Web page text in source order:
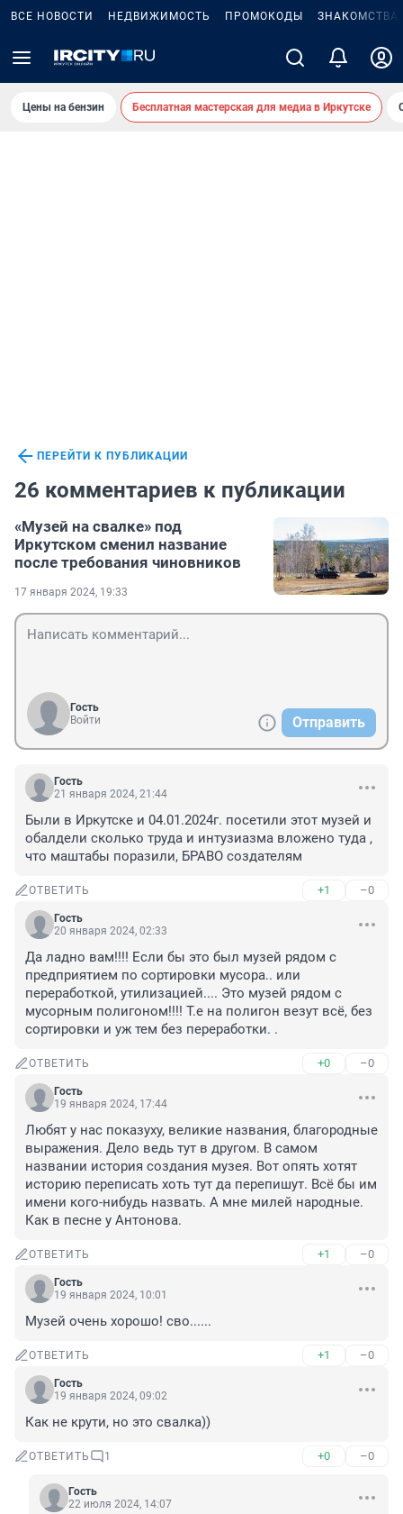
ВСЕ НОВОСТИ НЕДВИЖИМОСТЬ ПРОМОКОДЫ ЗНАКОМСТВА
Цены на бензин Бесплатная мастерская для медиа в Иркутске
ПЕРЕЙТИ К ПУБЛИКАЦИИ
26 комментариев к публикации
«Музей на свалке» под
Иркутском сменил название
после требования чиновников
17 января 2024, 19:33
Гость
Войти
Отправить
Гость
21 января 2024, 21:44
Были в Иркутске и 04.01.2024г. посетили этот музей и
обалдели сколько труда и интузиазма вложено туда ,
что маштабы поразили, БРАВО создателям
ОТВЕТИТЬ +1 –0
Гость
20 января 2024, 02:33
Да ладно вам!!!! Если бы это был музей рядом с
предприятием по сортировки мусора.. или
переработкой, утилизацией.... Это музей рядом с
мусорным полигоном!!!! Т.е на полигон везут всё, без
сортировки и уж тем без переработки. .
ОТВЕТИТЬ +0 –0
Гость
19 января 2024, 17:44
Любят у нас показуху, великие названия, благородные
выражения. Дело ведь тут в другом. В самом
названии история создания музея. Вот опять хотят
историю переписать хоть тут да перепишут. Всё бы им
имени кого-нибудь назвать. А мне милей народные.
Как в песне у Антонова.
ОТВЕТИТЬ +1 –0
Гость
19 января 2024, 10:01
Музей очень хорошо! сво......
ОТВЕТИТЬ +1 –0
Гость
19 января 2024, 09:02
Как не крути, но это свалка))
ОТВЕТИТЬ 1 +0 –0
Гость
22 июля 2024, 14:07